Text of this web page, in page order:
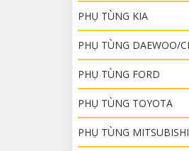
PHỤ TÙNG KIA
PHỤ TÙNG DAEWOO/
PHỤ TÙNG FORD
PHỤ TÙNG TOYOTA
PHỤ TÙNG MITSUBISHI